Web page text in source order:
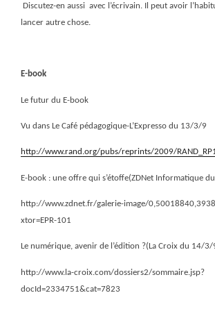
Discutez-en aussi avec l’écrivain. Il peut avoir
lancer autre chose.
E-book
Le futur du E-book
Vu dans Le Café pédagogique-L’Expresso du 13/3/9
http://www.rand.org/pubs/reprints/2009/
E-book : une offre qui s’étoffe(ZDNet Informatique
http://www.zdnet.fr/galerie-image/
xtor=EPR-101
Le numérique, avenir de l’édition ?(La Croix du 14/3/
http://www.la-croix.com/dossiers2/sommaire.jsp?
docId=2334751&cat=7823